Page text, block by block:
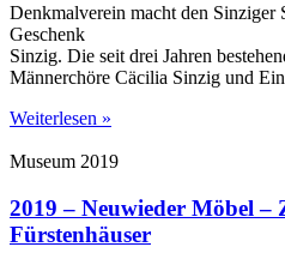
Denkmalverein macht den Sinziger
Geschenk
Sinzig. Die seit drei Jahren
Männerchöre Cäcilia Sinzig und
Weiterlesen »
Museum 2019
2019 – Neuwieder Möbel –
Fürstenhäuser